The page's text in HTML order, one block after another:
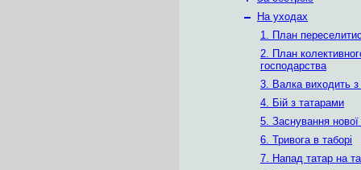
–
На уходах
1. План
2. План
господарства
3. Валка виходить
4. Бій з татарами
5. Заснування нової
6. Тривога в таборі
7. Напад татар на